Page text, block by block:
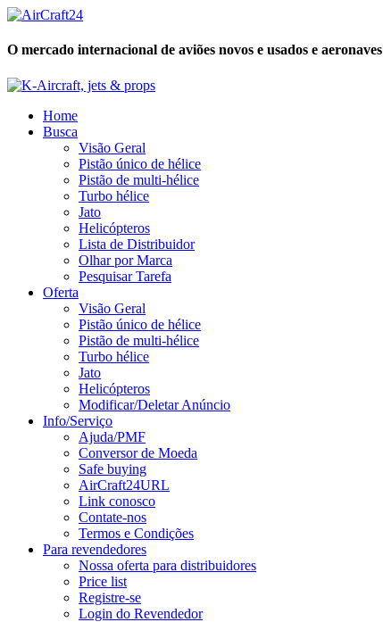
O mercado internacional de aviões novos e usados e aeronaves
Home
Busca
Visão Geral
Pistão único de hélice
Pistão de multi-hélice
Turbo hélice
Jato
Helicópteros
Lista de Distribuidor
Olhar por Marca
Pesquisar Tarefa
Oferta
Visão Geral
Pistão único de hélice
Pistão de multi-hélice
Turbo hélice
Jato
Helicópteros
Modificar/Deletar Anúncio
Info/Serviço
Ajuda/PMF
Conversor de Moeda
Safe buying
AirCraft24URL
Link conosco
Contate-nos
Termos e Condições
Para revendedores
Nossa oferta para distribuidores
Price list
Registre-se
Login do Revendedor